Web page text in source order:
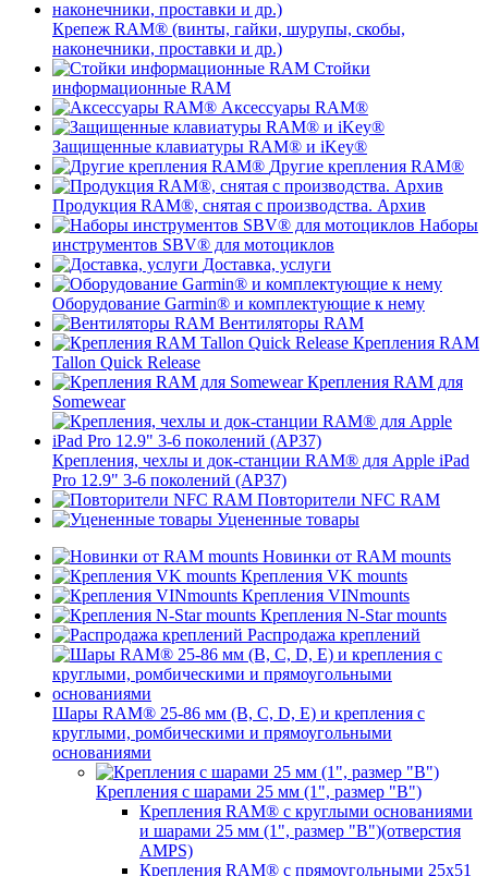
Крепеж RAM® (винты, гайки, шурупы, скобы,
наконечники, проставки и др.)
Стойки
информационные RAM
Аксессуары RAM®
Защищенные клавиатуры RAM® и iKey®
Другие крепления RAM®
Продукция RAM®, снятая с производства. Архив
Наборы
инструментов SBV® для мотоциклов
Доставка, услуги
Оборудование Garmin® и комплектующие к нему
Вентиляторы RAM
Крепления RAM
Tallon Quick Release
Крепления RAM для
Somewear
Крепления, чехлы и док-станции RAM® для Apple iPad
Pro 12.9" 3-6 поколений (AP37)
Повторители NFC RAM
Уцененные товары
Новинки от RAM mounts
Крепления VK mounts
Крепления VINmounts
Крепления N-Star mounts
Распродажа креплений
Шары RAM® 25-86 мм (B, C, D, E) и крепления с
круглыми, ромбическими и прямоугольными
основаниями
Крепления с шарами 25 мм (1", размер "B")
Крепления RAM® с круглыми основаниями
и шарами 25 мм (1", размер "B")(отверстия
AMPS)
Крепления RAM® с прямоугольными 25х51